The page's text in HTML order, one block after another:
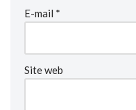
E-mail *
Site web